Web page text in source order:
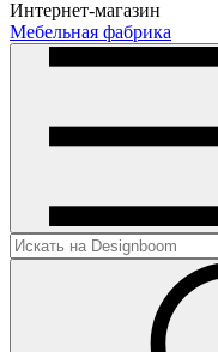
Интернет-магазин
Мебельная фабрика